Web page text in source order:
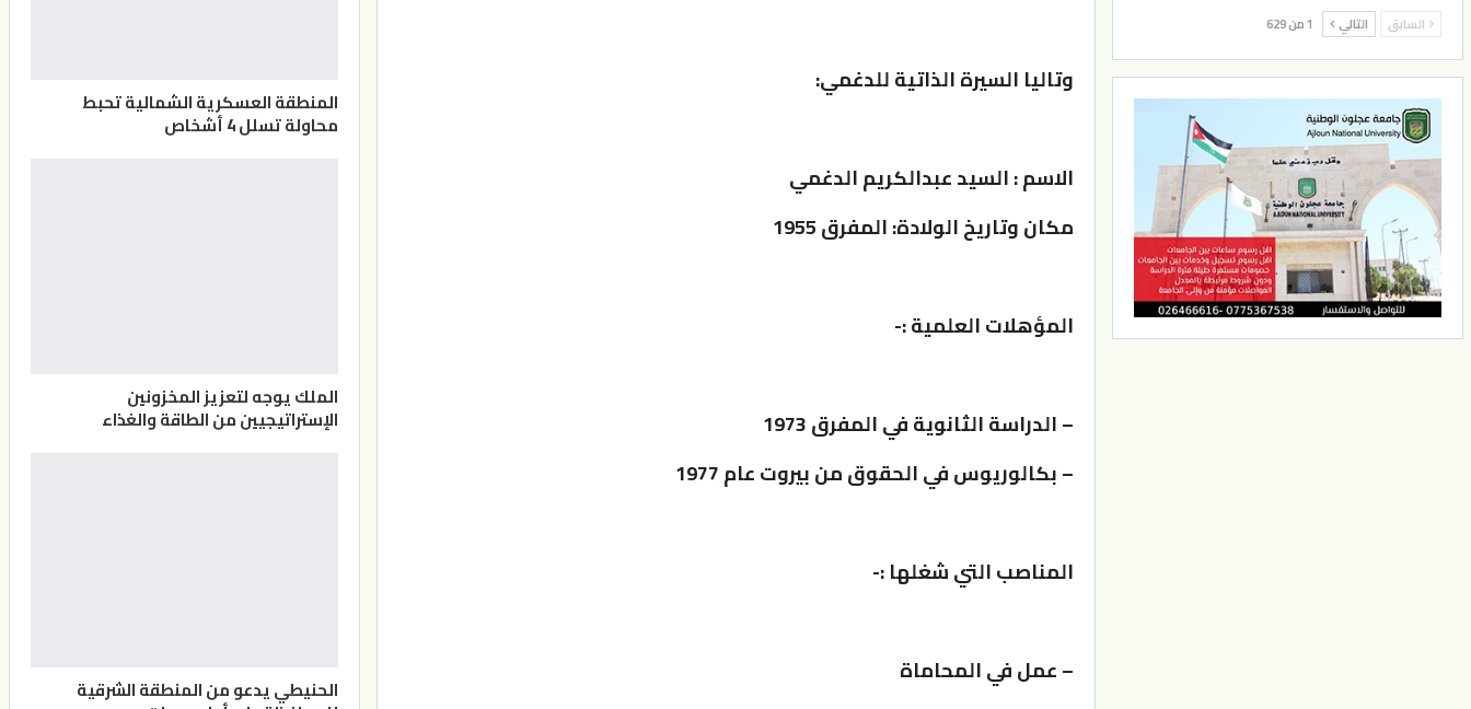
وتاليا السيرة الذاتية للدغمي:
الاسم : السيد عبدالكريم الدغمي
مكان وتاريخ الولادة: المفرق 1955
المؤهلات العلمية :-
– الدراسة الثانوية في المفرق 1973
– بكالوريوس في الحقوق من بيروت عام 1977
المناصب التي شغلها :-
– عمل في المحاماة
السابق التالي 1 من 629
المنطقة العسكرية الشمالية تحبط
محاولة تسلل 4 أشخاص
الملك يوجه لتعزيز المخزونين
الإستراتيجيين من الطاقة والغذاء
الحنيطي يدعو من المنطقة الشرقية